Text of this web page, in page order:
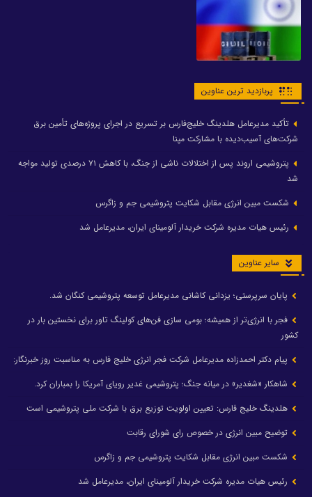
پربازدید ترین عناوین
تأکید مدیرعامل هلدینگ خلیج‌فارس بر تسریع در اجرای پروژه‌های تأمین برق
شرکت‌های آسیب‌دیده با مشارکت مپنا
پتروشیمی اروند پس از اختلالات ناشی از جنگ، با کاهش ۷۱ درصدی تولید مواجه
شد
شکست مبین انرژی مقابل شکایت پتروشیمی جم و زاگرس
رئیس هیات مدیره شرکت خریدار آلومینای ایران، مدیرعامل شد
سایر عناوین
پایان سرپرستی؛ یزدانی کاشانی مدیرعامل توسعه پتروشیمی کنگان شد.
فجر با انرژی‌تر از همیشه؛ بومی سازی فن‌های کولینگ تاور برای نخستین بار در
کشور
پیام دکتر احمدزاده مدیرعامل شرکت فجر انرژی خلیج فارس به مناسبت روز خبرنگار:
شاهکار «شغدیر» در میانه جنگ؛ پتروشیمی غدیر رویای آمریکا را بمباران کرد.
هلدینگ خلیج فارس: تعیین اولویت توزیع برق با شرکت ملی پتروشیمی است
توضیح مبین انرژی در خصوص رای شورای رقابت
شکست مبین انرژی مقابل شکایت پتروشیمی جم و زاگرس
رئیس هیات مدیره شرکت خریدار آلومینای ایران، مدیرعامل شد